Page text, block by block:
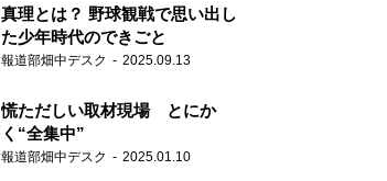
真理とは？ 野球観戦で思い出し
た少年時代のできごと
報道部畑中デスク 2025.09.13
慌ただしい取材現場 とにか
く“全集中”
報道部畑中デスク 2025.01.10